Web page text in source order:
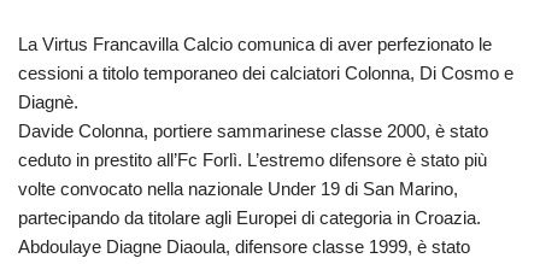
La Virtus Francavilla Calcio comunica di aver perfezionato le
cessioni a titolo temporaneo dei calciatori Colonna, Di Cosmo e
Diagnè.
Davide Colonna, portiere sammarinese classe 2000, è stato
ceduto in prestito all’Fc Forlì. L’estremo difensore è stato più
volte convocato nella nazionale Under 19 di San Marino,
partecipando da titolare agli Europei di categoria in Croazia.
Abdoulaye Diagne Diaoula, difensore classe 1999, è stato